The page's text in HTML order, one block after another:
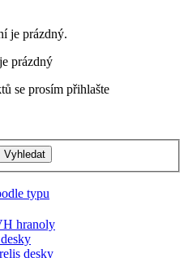
je prázdný.
prázdný
se prosím přihlašte
Vyhledat
typu
hranoly
desky